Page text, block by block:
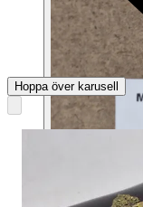
Hoppa över karusell